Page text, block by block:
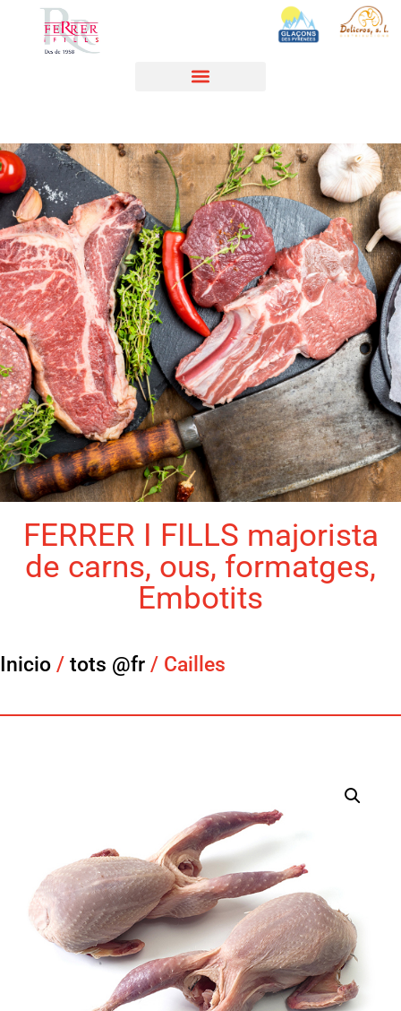
FERRER I FILLS majorista
de carns, ous, formatges,
Embotits
Inicio / tots @fr / Cailles